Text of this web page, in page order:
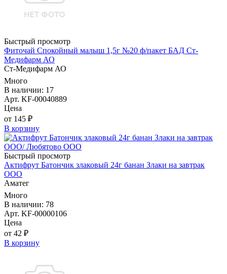
Быстрый просмотр
Фиточай Спокойный малыш 1,5г №20 ф/пакет БАД Ст-
Медифарм АО
Ст-Медифарм АО
Много
В наличии: 17
Арт. KF-00040889
Цена
от 145 ₽
В корзину
Быстрый просмотр
Актифрут Батончик злаковый 24г банан Злаки на завтрак
ООО
Аматег
Много
В наличии: 78
Арт. KF-00000106
Цена
от 42 ₽
В корзину